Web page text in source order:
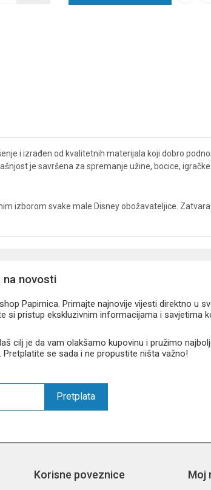
i izrađen od kvalitetnih materijala koji dobro
je savršena za spremanje užine, bocice,
izborom svake male Disney obožavateljice.
novosti
Papirnica. Primajte najnovije vijesti direktno u
si pristup ekskluzivnim informacijama i savjetima
cilj je da vam olakšamo kupovinu i pružimo
se sada i ne propustite ništa važno!
Pretplata
Korisne poveznice Moj